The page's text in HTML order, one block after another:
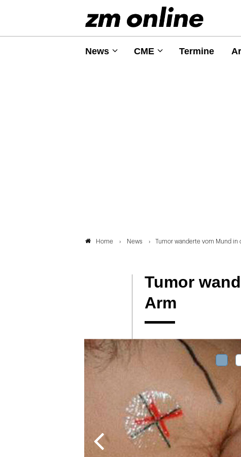
News CME Termine
Home News Tumor wanderte vom Mund in
Tumor
Arm